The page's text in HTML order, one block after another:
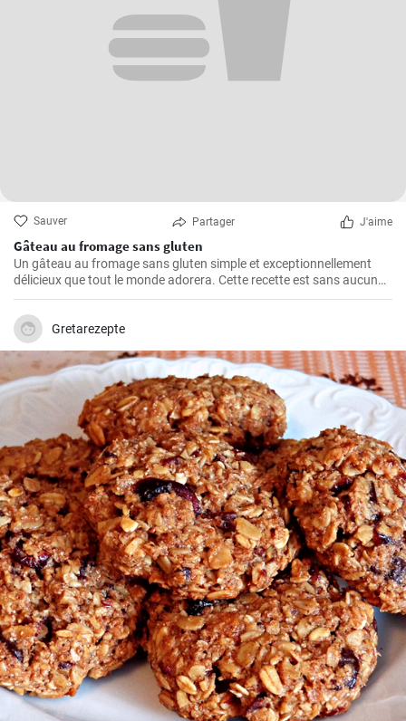
Sauver Partager J'aime
Gâteau au fromage sans gluten
Un gâteau au fromage sans gluten simple et exceptionnellement
délicieux que tout le monde adorera. Cette recette est sans aucun
doute le meilleur gâteau au fromage sans gluten que vous ayez
jamais goûté!
Gretarezepte